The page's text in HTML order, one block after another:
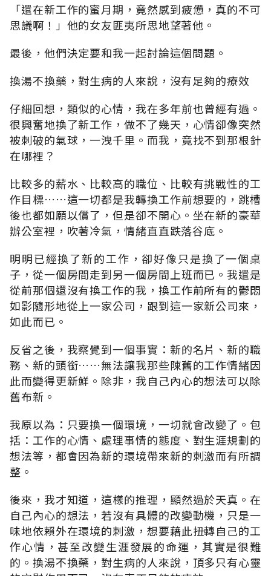
「還在新工作的蜜月期，竟然感到疲憊，真的不可
思議啊！」他的女友匪夷所思地望著他。
最後，他們決定要和我一起討論這個問題。
換湯不換藥，對生病的人來說，沒有足夠的療效
仔細回想，類似的心情，我在多年前也曾經有過。
很興奮地換了新工作，做不了幾天，心情卻像突然
被刺破的氣球，一洩千里。而我，竟找不到那根針
在哪裡？
比較多的薪水、比較高的職位、比較有挑戰性的工
作目標……這一切都是我轉換工作前想要的，跳槽
後也都如願以償了，但是卻不開心。坐在新的豪華
辦公室裡，吹著冷氣，情緒直直跌落谷底。
明明已經換了新的工作，卻好像只是換了一個桌
子，從一個房間走到另一個房間上班而已。我還是
從前那個還沒有換工作的我，換工作前所有的鬱悶
如影隨形地從上一家公司，跟到這一家新公司來，
如此而已。
反省之後，我察覺到一個事實：新的名片、新的職
務、新的頭銜……無法讓我那些陳舊的工作情緒因
此而變得更新鮮。除非，我自己內心的想法可以除
舊布新。
我原以為：只要換一個環境，一切就會改變了。包
括：工作的心情、處理事情的態度、對生涯規劃的
想法等，都會因為新的環境帶來新的刺激而有所調
整。
後來，我才知道，這樣的推理，顯然過於天真。在
自己內心的想法，若沒有具體的改變動機，只是一
味地依賴外在環境的刺激，想要藉此扭轉自己的工
作心情，甚至改變生涯發展的命運，其實是很難
的。換湯不換藥，對生病的人來說，頂多只有心靈